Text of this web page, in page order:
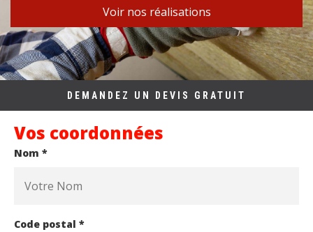
Voir nos réalisations
DEMANDEZ UN DEVIS GRATUIT
Vos coordonnées
Nom *
Code postal *